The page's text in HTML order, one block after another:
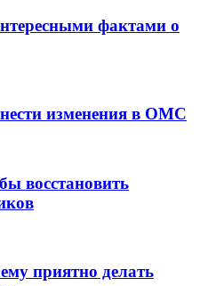
фактами о
изменения в ОМС
восстановить
приятно делать